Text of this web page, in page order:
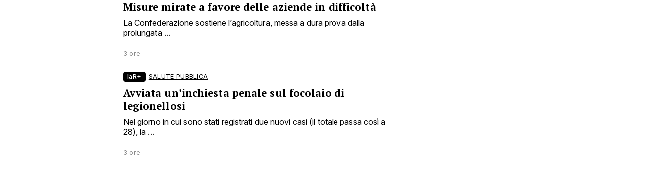
Misure mirate a favore delle aziende in difficoltà
La Confederazione sostiene l’agricoltura, messa a dura prova dalla
prolungata ...
3 ore
laR+ SALUTE PUBBLICA
Avviata un’inchiesta penale sul focolaio di
legionellosi
Nel giorno in cui sono stati registrati due nuovi casi (il totale passa così a
28), la ...
3 ore